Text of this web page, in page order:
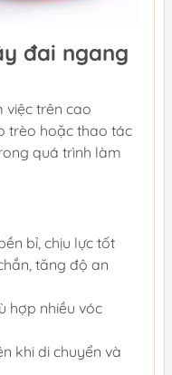
đai ngang
việc trên cao
trèo hoặc thao tác
quá trình làm
bỉ, chịu lực tốt
tăng độ an
hợp nhiều vóc
khi di chuyển và